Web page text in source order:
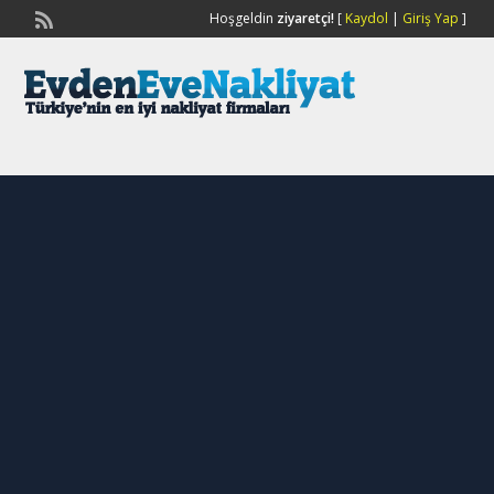
Hoşgeldin ziyaretçi![ Kaydol | Giriş Yap ]